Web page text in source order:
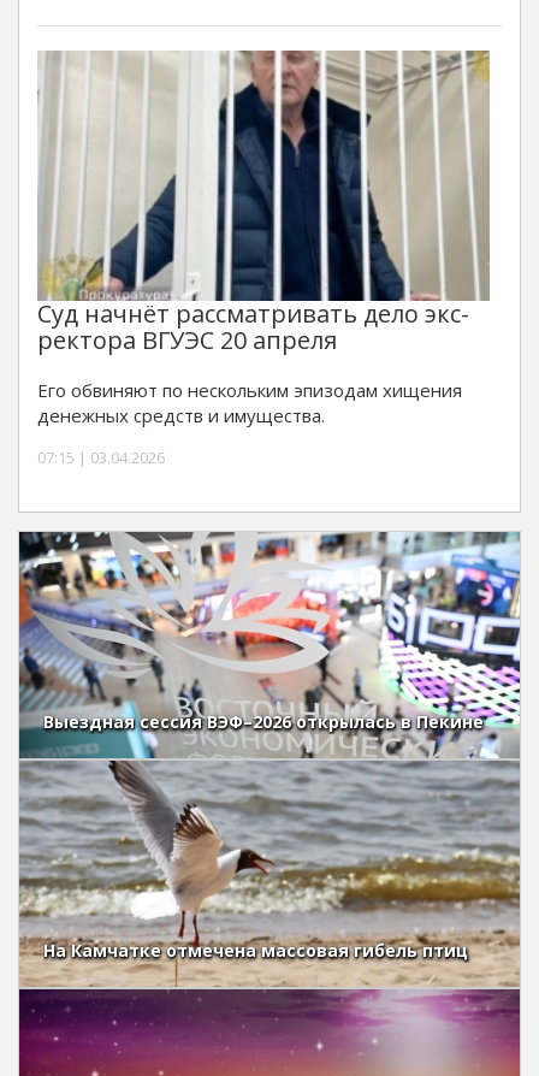
Суд начнёт рассматривать дело экс-
ректора ВГУЭС 20 апреля
Его обвиняют по нескольким эпизодам хищения
денежных средств и имущества.
07:15 | 03.04.2026
Выездная сессия ВЭФ–2026 открылась в Пекине
На Камчатке отмечена массовая гибель птиц